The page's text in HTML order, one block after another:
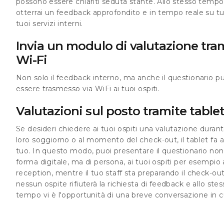
otterrai un feedback approfondito e in tempo reale su
tuoi servizi interni.
Invia un modulo di valutazione
Wi-Fi
Non solo il feedback interno, ma anche il questionario
essere trasmesso via WiFi ai tuoi ospiti.
Valutazioni sul posto tramite
Se desideri chiedere ai tuoi ospiti una valutazione
loro soggiorno o al momento del check-out, il tablet fa
tuo. In questo modo, puoi presentare il questionario
forma digitale, ma di persona, ai tuoi ospiti per esempio
reception, mentre il tuo staff sta preparando il check-
nessun ospite rifiuterà la richiesta di feedback e allo
tempo vi è l'opportunità di una breve conversazione in